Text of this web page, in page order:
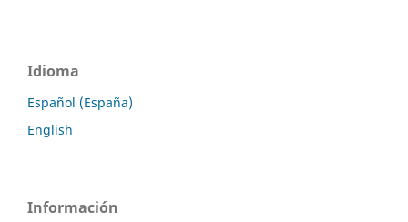
Idioma
Español (España)
English
Información